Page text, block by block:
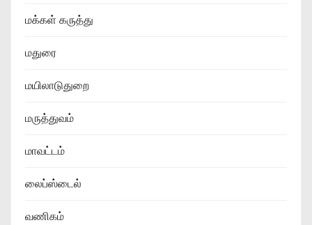
மக்கள் கருத்து
மதுரை
மயிலாடுதுறை
மருத்துவம்
மாவட்டம்
லைப்ஸ்டைல்
வணிகம்